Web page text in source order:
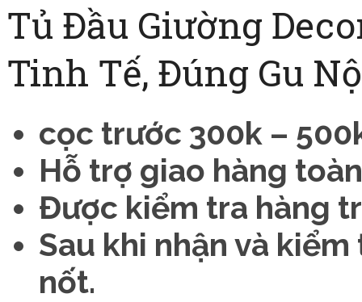
Tủ Đầu Giường
Tinh Tế, Đúng Gu
cọc trước 300k –
Hỗ trợ giao hàng
Được kiểm tra hàng
Sau khi nhận và
nốt.